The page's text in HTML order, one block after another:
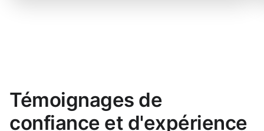
Témoignages de
confiance et d'expérience